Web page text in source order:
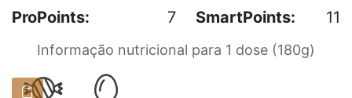
ProPoints:
7 SmartPoints: 11
Informação nutricional para 1 dose (180g)